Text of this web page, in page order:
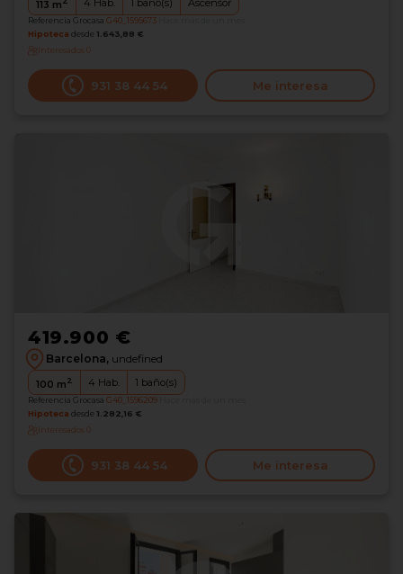
113 m 4 Hab. 1 baño(s) Ascensor
Referencia Grocasa G40_1595673
Hipoteca desde 1.643,88 €
Interesados0
931 38 44 54 Me interesa
419.900 €
Barcelona, undefined
100 m2 4 Hab. 1 baño(s)
Referencia Grocasa G40_1596209
Hipoteca desde 1.282,16 €
Interesados0
931 38 44 54 Me interesa